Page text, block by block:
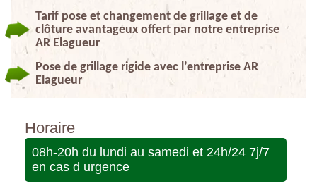
Tarif pose et changement de grillage et de
clôture avantageux offert par notre entreprise
AR Elagueur
Pose de grillage rigide avec l’entreprise AR
Elagueur
Horaire
08h-20h du lundi au samedi et 24h/24 7j/7
en cas d urgence